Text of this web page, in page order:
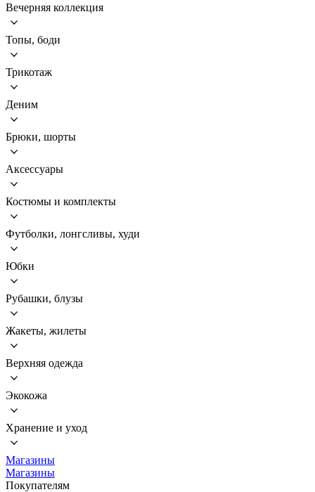
Вечерняя коллекция
Топы, боди
Трикотаж
Деним
Брюки, шорты
Аксессуары
Костюмы и комплекты
Футболки, лонгсливы, худи
Юбки
Рубашки, блузы
Жакеты, жилеты
Верхняя одежда
Экокожа
Хранение и уход
Магазины
Магазины
Покупателям